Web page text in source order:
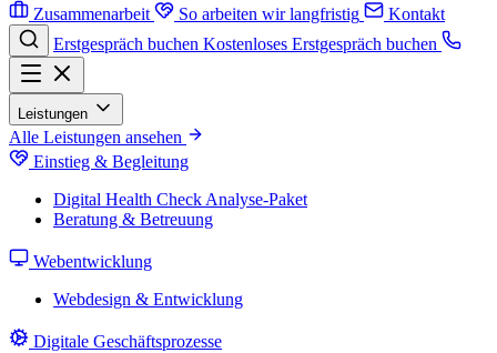
Zusammenarbeit
So arbeiten wir langfristig
Kontakt
Erstgespräch buchen Kostenloses Erstgespräch buchen
Leistungen
Alle Leistungen ansehen
Einstieg & Begleitung
Digital Health Check Analyse-Paket
Beratung & Betreuung
Webentwicklung
Webdesign & Entwicklung
Digitale Geschäftsprozesse